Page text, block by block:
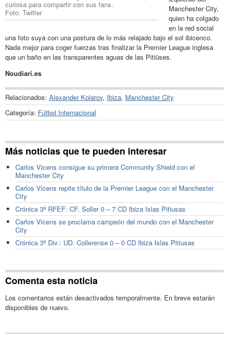
curiosa para compartir con sus fans.
Foto: Twitter
Manchester City,
quien ha colgado
en la red social
una foto suya con una postura de lo más relajado bajo el sol ibicenco.
Nada mejor para coger fuerzas tras finalizar la Premier League inglesa
que un baño en las transparentes aguas de las Pitiüses.
Noudiari.es
Relacionados: Alexander Kolarov, Ibiza, Manchester City
Categoría: Fútbol Internacional
Más noticias que te pueden interesar
Carlos Vicens consigue su primera Community Shield con el
Manchester City
Carlos Vicens repite título de la Premier League con el Manchester
City
Crónica 3ª RFEF: CF. Soller 0 – 7 CD Ibiza Islas Pitiusas
Carlos Vicens se proclama campeón del mundo con el Manchester
City
Crónica 3ª Div.: UD. Collerense 0 – 0 CD Ibiza Islas Pitiusas
Comenta esta noticia
Los comentarios están desactivados temporalmente. En breve estarán
disponibles de nuevo.